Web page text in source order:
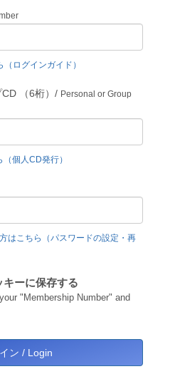
（ログインガイド）
（6桁）/ Personal or Group
個人CD発行）
はこちら（パスワードの設定・再
ーに保存する
"Membership Number" and